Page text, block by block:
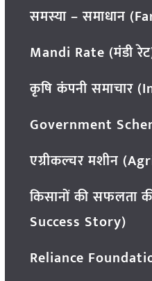
समस्या – समाधान
Mandi Rate (मंडी
कृषि कंपनी समाचार
Government
एग्रीकल्चर मशीन
किसानों की सफलता
Success Story)
Reliance